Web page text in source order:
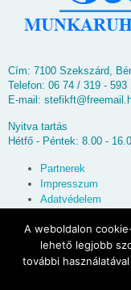
Cím: 7100 Szekszárd,
Telefon: 06 74 / 319 - 593
E-mail:
Nyitva tartás
Hétfő - Péntek: 8.00 -
Partnerek
Impresszum
Adatvédelem
©
A weboldalon
lehető legjobb
további